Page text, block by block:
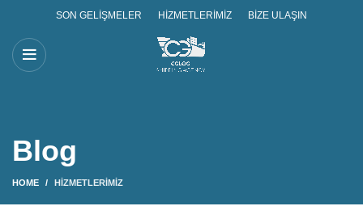
SON GELIŞMELER HIZMETLERIMIZ BIZE ULAŞIN
Blog
HOME HIZMETLERIMIZ